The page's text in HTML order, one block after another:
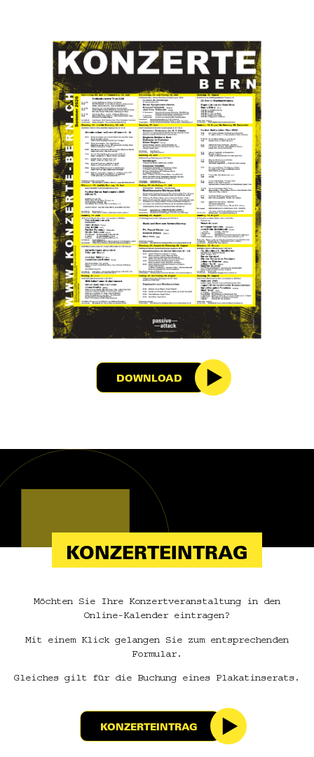
DOWNLOAD
KONZERTEINTRAG
Möchten Sie Ihre Konzertveranstaltung in den
Online-Kalender eintragen?
Mit einem Klick gelangen Sie zum entsprechenden
Formular.
Gleiches gilt für die Buchung eines Plakatinserats.
KONZERTEINTRAG